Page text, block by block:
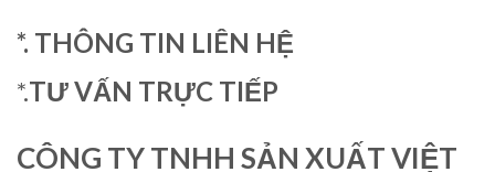
*. THÔNG TIN LIÊN HỆ
*.TƯ VẤN TRỰC TIẾP
CÔNG TY TNHH SẢN XUẤT VIỆT